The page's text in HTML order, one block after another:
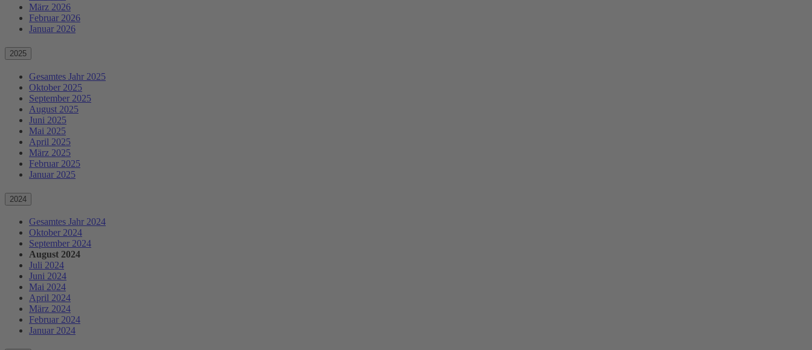
März 2026
Februar 2026
Januar 2026
2025
Gesamtes Jahr 2025
Oktober 2025
September 2025
August 2025
Juni 2025
Mai 2025
April 2025
März 2025
Februar 2025
Januar 2025
2024
Gesamtes Jahr 2024
Oktober 2024
September 2024
August 2024
Juli 2024
Juni 2024
Mai 2024
April 2024
März 2024
Februar 2024
Januar 2024